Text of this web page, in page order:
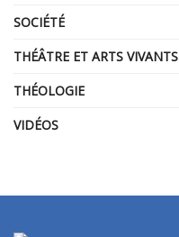
SOCIÉTÉ
THÉÂTRE ET ARTS VIVANTS
THÉOLOGIE
VIDÉOS